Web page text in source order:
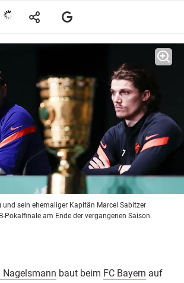
sein ehemaliger Kapitän Marcel Sabitzer
Pokalfinale am Ende der vergangenen Saison.
baut beim FC Bayern auf